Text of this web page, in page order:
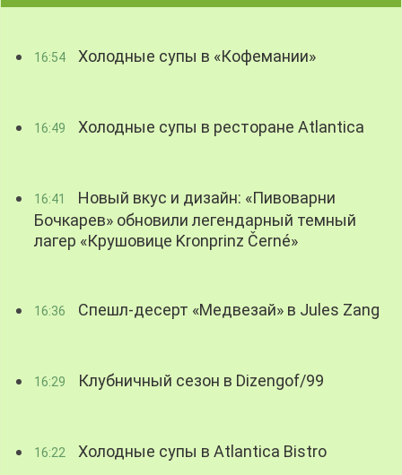
16:54 Холодные супы в «Кофемании»
16:49 Холодные супы в ресторане Atlantica
16:41
Новый вкус и дизайн: «Пивоварни
Бочкарев» обновили легендарный темный
лагер «Крушовице Kronprinz Černé»
16:36 Спешл-десерт «Медвезай» в Jules Zang
16:29 Клубничный сезон в Dizengof/99
16:22 Холодные супы в Atlantica Bistro